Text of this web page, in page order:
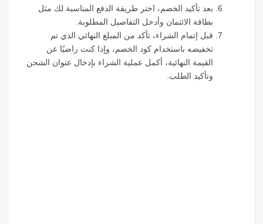
بعد تأكيد الخصم، اختر طريقة الدفع المناسبة لك مثل
بطاقة الائتمان وأدخل التفاصيل المطلوبة.
قبل إتمام الشراء، تأكد من المبلغ النهائي الذي تم
تخفيضه باستخدام كود الخصم، وإذا كنت راضيًا عن
القيمة النهائية، أكمل عملية الشراء بإدخال عنوان الشحن
وتأكيد الطلب.